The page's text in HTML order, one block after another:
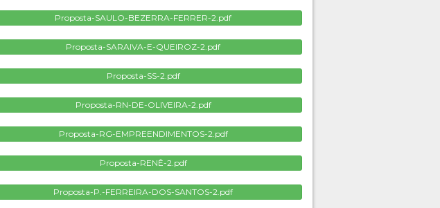
Proposta-SAULO-BEZERRA-FERRER-2.pdf
Proposta-SARAIVA-E-QUEIROZ-2.pdf
Proposta-SS-2.pdf
Proposta-RN-DE-OLIVEIRA-2.pdf
Proposta-RG-EMPREENDIMENTOS-2.pdf
Proposta-RENÊ-2.pdf
Proposta-P.-FERREIRA-DOS-SANTOS-2.pdf